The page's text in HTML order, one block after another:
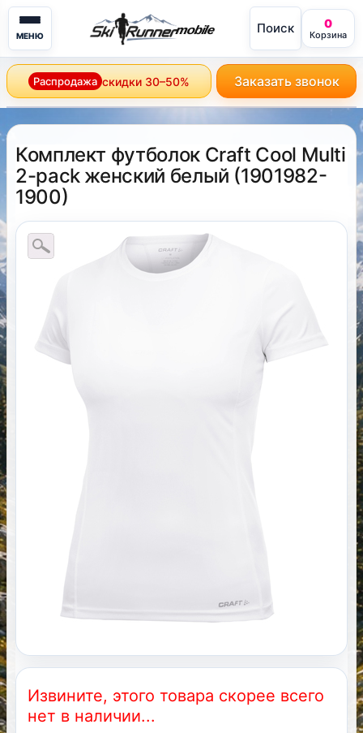
МЕНЮ mobile Поиск 0
Корзина
Распродажа скидки 30–50% Заказать звонок
Комплект футболок Craft Cool Multi
2-pack женский белый (1901982-
1900)
Извините, этого товара скорее всего
нет в наличии...